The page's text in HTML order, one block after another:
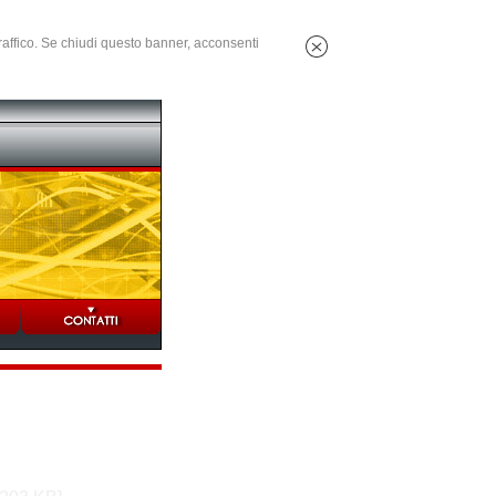
Se chiudi questo banner, acconsenti